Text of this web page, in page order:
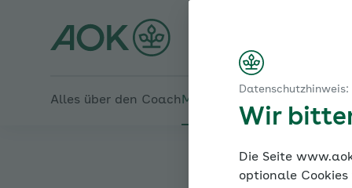
Alles über den Coach Mein Coach
Modul 3: Das Kind stärken - Leistungsangst
Lernverhalten unterstützen
Wir
Die Seite
optionale